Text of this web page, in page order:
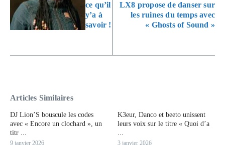
ce qu’il
y’a à
savoir !
LX8 propose de danser sur
les ruines du temps avec
« Ghosts of Sound »
Articles Similaires
DJ Lion’S bouscule les codes
avec « Encore un clochard », un
titr ...
9 janvier 2026
K3eur, Danco et beeto unissent
leurs voix sur le titre « Quoi d’a
...
3 janvier 2026